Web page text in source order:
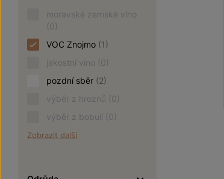
moravské zemské víno
(0)
VOC Znojmo (1)
jakostní víno (0)
pozdní sběr (2)
výběr z hroznů (0)
výběr z bobulí (0)
Zobrazit další